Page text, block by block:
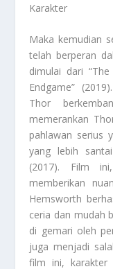
Karakter
Maka kemudian
telah berperan
dimulai dari “The
Endgame”
Thor
memerankan
pahlawan serius
yang lebih
(2017). Film
memberikan
Hemsworth
ceria dan mudah
di gemari oleh
juga menjadi
film ini, karakter